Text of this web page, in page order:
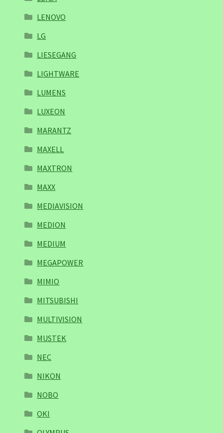
LENOVO
LG
LIESEGANG
LIGHTWARE
LUMENS
LUXEON
MARANTZ
MAXELL
MAXTRON
MAXX
MEDIAVISION
MEDION
MEDIUM
MEGAPOWER
MIMIO
MITSUBISHI
MULTIVISION
MUSTEK
NEC
NIKON
NOBO
OKI